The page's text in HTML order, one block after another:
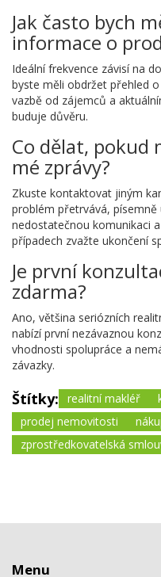
Jak často bych
informace o
Ideální frekvence závisí na
byste měli obdržet přehled
vazbě od zájemců a
buduje důvěru.
Co dělat, pokud
mé zprávy?
Zkuste kontaktovat jiným
problém přetrvává,
nedostatečnou komunikaci
případech zvažte ukončení
Je první
zdarma?
Ano, většina seriózních
nabízí první nezávaznou
vhodnosti spolupráce a
závazky.
Štítky: realitní makléř
prodej nemovitosti
zprostředkovatelská
Menu